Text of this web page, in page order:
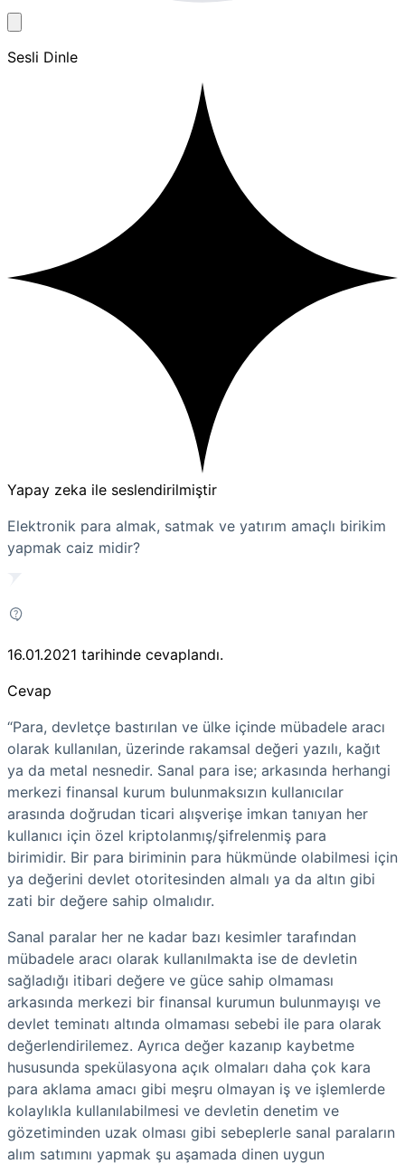
Sesli Dinle
Yapay zeka ile seslendirilmiştir
Elektronik para almak, satmak ve yatırım amaçlı birikim
yapmak caiz midir?
16.01.2021 tarihinde cevaplandı.
Cevap
“Para, devletçe bastırılan ve ülke içinde mübadele aracı
olarak kullanılan, üzerinde rakamsal değeri yazılı, kağıt
ya da metal nesnedir. Sanal para ise; arkasında herhangi
merkezi finansal kurum bulunmaksızın kullanıcılar
arasında doğrudan ticari alışverişe imkan tanıyan her
kullanıcı için özel kriptolanmış/şifrelenmiş para
birimidir. Bir para biriminin para hükmünde olabilmesi için
ya değerini devlet otoritesinden almalı ya da altın gibi
zati bir değere sahip olmalıdır.
Sanal paralar her ne kadar bazı kesimler tarafından
mübadele aracı olarak kullanılmakta ise de devletin
sağladığı itibari değere ve güce sahip olmaması
arkasında merkezi bir finansal kurumun bulunmayışı ve
devlet teminatı altında olmaması sebebi ile para olarak
değerlendirilemez. Ayrıca değer kazanıp kaybetme
hususunda spekülasyona açık olmaları daha çok kara
para aklama amacı gibi meşru olmayan iş ve işlemlerde
kolaylıkla kullanılabilmesi ve devletin denetim ve
gözetiminden uzak olması gibi sebeplerle sanal paraların
alım satımını yapmak şu aşamada dinen uygun